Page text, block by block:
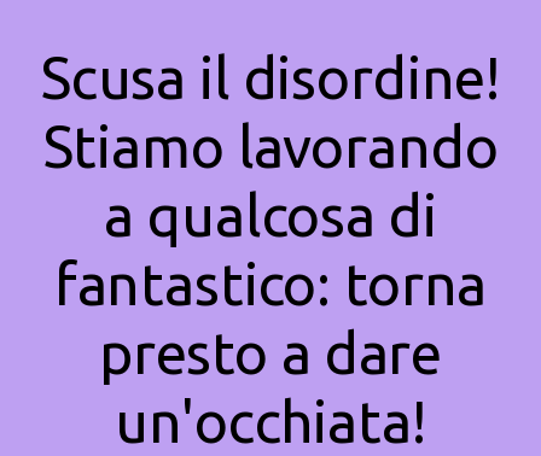
Scusa il disordine!
Stiamo lavorando
a qualcosa di
fantastico: torna
presto a dare
un'occhiata!